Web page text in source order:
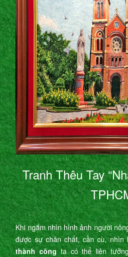
Tranh Thêu Tay
Khi ngắm nhìn hình ảnh người
được sự chân chất, cần cù,
thành côngta có thể liên